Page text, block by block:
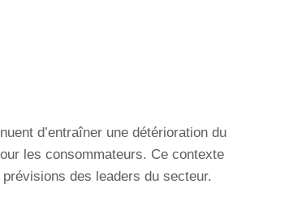
d’entraîner une détérioration du
les consommateurs. Ce contexte
des leaders du secteur.